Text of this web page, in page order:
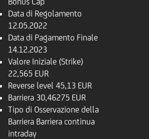
Data di Regolamento
12.05.2022
Data di Pagamento Finale
14.12.2023
Valore Iniziale (Strike)
22,565 EUR
Reverse level 45,13 EUR
Barriera 30,46275 EUR
Tipo di Osservazione della
Barriera Barriera continua
intraday